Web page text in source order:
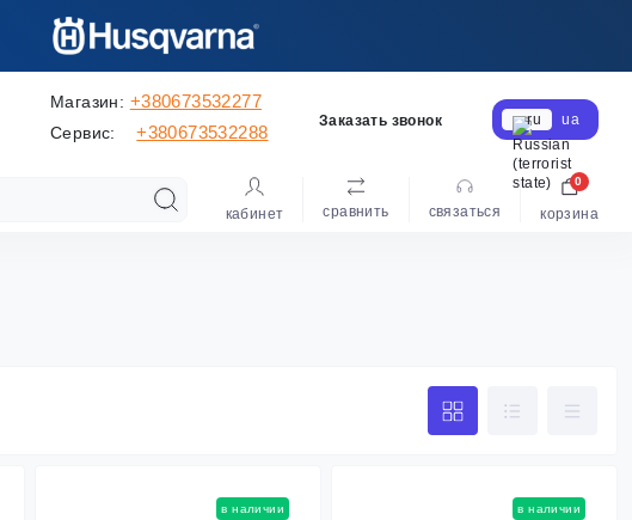
Магазин: +380673532277
Сервис: +380673532288
Заказать звонок ru ua
кабинет сравнить cвязаться корзина
0
в наличии в наличии